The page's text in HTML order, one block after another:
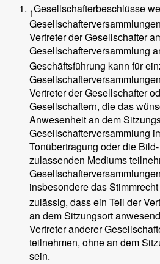
1Gesellschafterbeschlüsse
Vertreter der Gesellschafter
Gesellschafterversammlung
Geschäftsführung kann für
Vertreter der Gesellschafter
Gesellschaftern, die das
Anwesenheit an dem
Gesellschafterversammlung
Tonübertragung oder die
zulassenden Mediums
insbesondere das
zulässig, dass ein Teil der
an dem Sitzungsort
Vertreter anderer
teilnehmen, ohne an dem
sein.